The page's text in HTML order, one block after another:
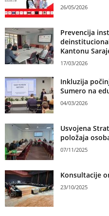
26/05/2026
Prevencija
Kantonu
17/03/2026
Inkluzija
Sumero na
04/03/2026
Usvojena
položaja
07/11/2025
Konsultacije
23/10/2025